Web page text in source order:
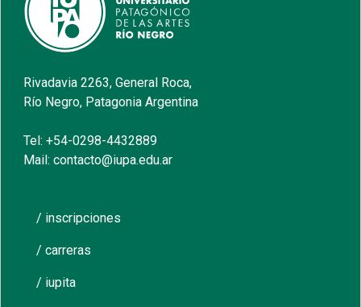
Rivadavia 2263, General Roca,
Río Negro, Patagonia Argentina
Tel: +54-0298-4432889
Mail: contacto@iupa.edu.ar
/ inscripciones
/ carreras
/ iupita